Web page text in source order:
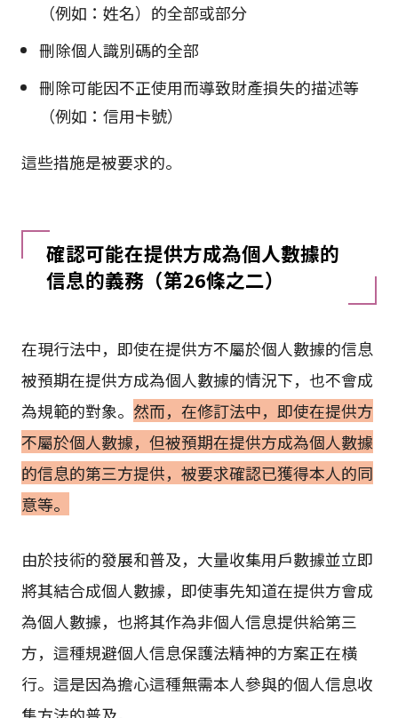
（例如：姓名）的全部或部分
刪除個人識別碼的全部
刪除可能因不正使用而導致財產損失的描述等
（例如：信用卡號）
這些措施是被要求的。
確認可能在提供方成為個人數據的
信息的義務（第26條之二）
在現行法中，即使在提供方不屬於個人數據的信息
被預期在提供方成為個人數據的情況下，也不會成
為規範的對象。 然而，在修訂法中，即使在提供方
不屬於個人數據，但被預期在提供方成為個人數據
的信息的第三方提供，被要求確認已獲得本人的同
意等。
由於技術的發展和普及，大量收集用戶數據並立即
將其結合成個人數據，即使事先知道在提供方會成
為個人數據，也將其作為非個人信息提供給第三
方，這種規避個人信息保護法精神的方案正在橫
行。這是因為擔心這種無需本人參與的個人信息收